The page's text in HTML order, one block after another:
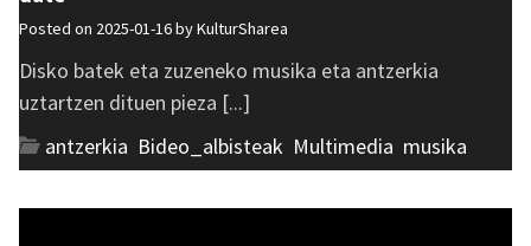
Posted on 2025-01-16 byKulturSharea
Disko batek eta zuzeneko musika eta antzerkia
uztartzen dituen pieza [...]
antzerkia Bideo_albisteak Multimedia musika